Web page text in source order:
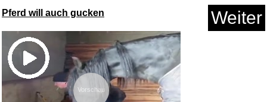
LEGAMI - Set mit 3
radierbaren...
Pferd will auch gucken Weiter
Vorschau